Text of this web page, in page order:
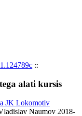
::
alati kursis
JK Lokomotiv
Naumov 2018-